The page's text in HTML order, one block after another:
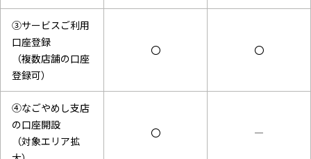
③サービスご利用
口座登録
（複数店舗の口座
登録可）
〇 〇
④なごやめし支店
の口座開設
（対象エリア拡
〇 ―